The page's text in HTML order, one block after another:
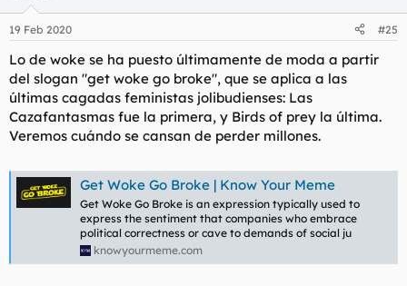
e
:
19 Feb 2020 #25
Lo de woke se ha puesto últimamente de moda a partir
del slogan "get woke go broke", que se aplica a las
últimas cagadas feministas jolibudienses: Las
Cazafantasmas fue la primera, y Birds of prey la última.
Veremos cuándo se cansan de perder millones.
Get Woke Go Broke | Know Your Meme
Get Woke Go Broke is an expression typically used to
express the sentiment that companies who embrace
political correctness or cave to demands of social ju
knowyourmeme.com